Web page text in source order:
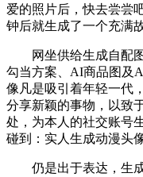
爱的照片后，快去尝尝
钟后就生成了一个充满
网坐供给生成自配图
勾当方案、AI商品图及
像凡是吸引着年轻一代
分享新颖的事物，以致
处，为本人的社交账号
碰到：实人生成动漫头
仍是出于表达，生成